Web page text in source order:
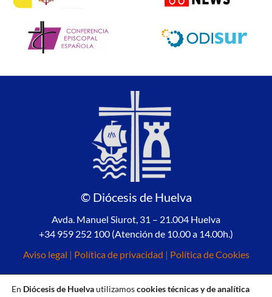
© Diócesis de Huelva
Avda. Manuel Siurot, 31 – 21.004 Huelva
+34 959 252 100 (Atención de 10.00 a 14.00h.)
Aviso legal | Política de privacidad | Política de Cookies
En Diócesis de Huelvautilizamoscookies técnicas y de analítica